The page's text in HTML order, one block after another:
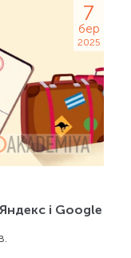
7
бер
2025
і Google